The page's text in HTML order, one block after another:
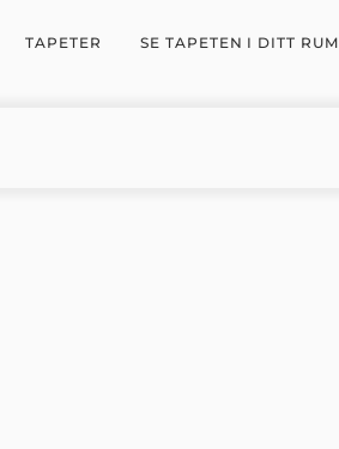
TAPETER SE TAPETEN I DITT RUM